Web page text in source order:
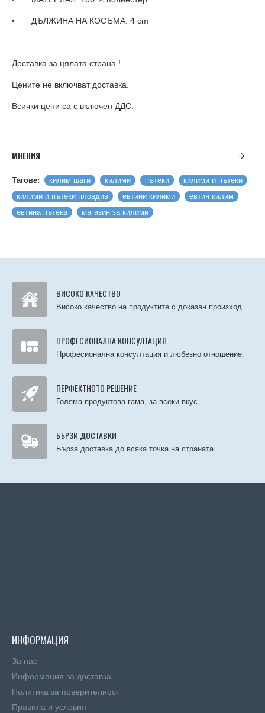
• ДЪЛЖИНА НА КОСЪМА: 4 cm
Доставка за цялата страна !
Цените не включват доставка.
Всички цени са с включен ДДС.
МНЕНИЯ
Тагове: килим шаги килими пътеки
килими и пътеки
килими и пътеки пловдив
евтини килими
евтин килим
евтина пътека
магазин за килими
ВИСОКО КАЧЕСТВО
Високо качество на продуктите с доказан произход.
ПРОФЕСИОНАЛНА КОНСУЛТАЦИЯ
Професионална консултация и любезно отношение.
ПЕРФЕКТНОТО РЕШЕНИЕ
Голяма продуктова гама, за всеки вкус.
БЪРЗИ ДОСТАВКИ
Бърза доставка до всяка точка на страната.
ИНФОРМАЦИЯ
За нас
Информация за доставка
Политика за поверителност
Правила и условия